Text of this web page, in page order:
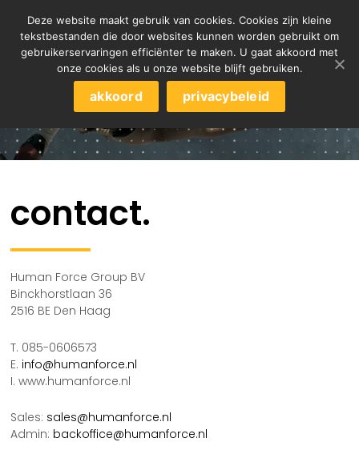
contact.
Human Force Group BV
Binckhorstlaan 36
2516 BE Den Haag
T. 085-0606573
E. info@humanforce.nl
I. www.humanforce.nl
Sales: sales@humanforce.nl
Admin: backoffice@humanforce.nl
Deze website maakt gebruik van cookies. Cookies zijn kleine
tekstbestanden die door websites kunnen worden gebruikt om
gebruikerservaringen efficiënter te maken. U gaat akkoord met
onze cookies als u onze website blijft gebruiken.
akkoord privacybeleid